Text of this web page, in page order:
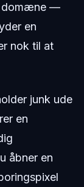
domæne —
en
nok til at
junk ude
en
åbner en